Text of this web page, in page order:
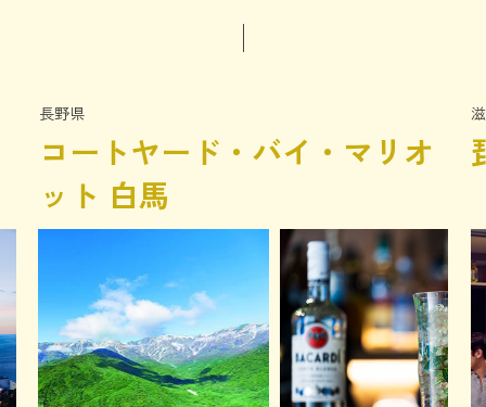
長野県
コートヤード・バイ・マリオ
ット 白馬